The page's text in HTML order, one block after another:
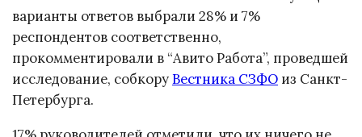
варианты ответов выбрали 28% и 7%
респондентов соответственно,
прокомментировали в “Авито Работа”, проведшей
исследование, собкоруВестника СЗФО из Санкт-
Петербурга.